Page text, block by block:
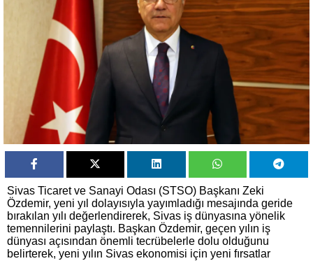
Sivas Ticaret ve Sanayi Odası (STSO) Başkanı Zeki
Özdemir, yeni yıl dolayısıyla yayımladığı mesajında geride
bırakılan yılı değerlendirerek, Sivas iş dünyasına yönelik
temennilerini paylaştı. Başkan Özdemir, geçen yılın iş
dünyası açısından önemli tecrübelerle dolu olduğunu
belirterek, yeni yılın Sivas ekonomisi için yeni fırsatlar